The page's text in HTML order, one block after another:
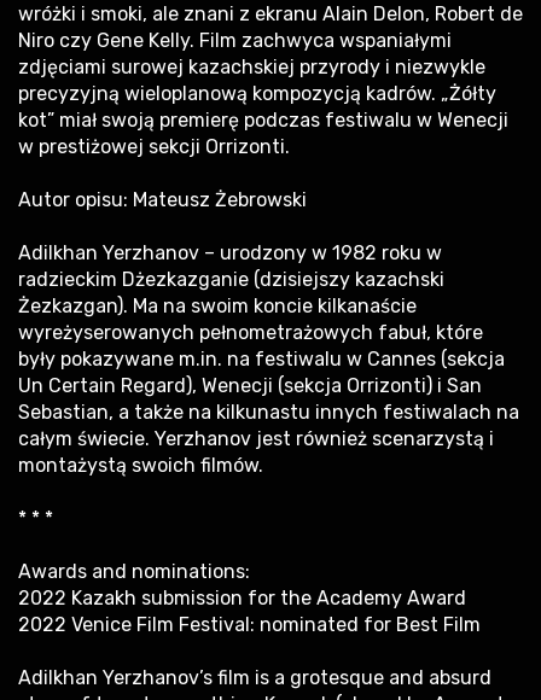
wróżki i smoki, ale znani z ekranu Alain Delon, Robert de
Niro czy Gene Kelly. Film zachwyca wspaniałymi
zdjęciami surowej kazachskiej przyrody i niezwykle
precyzyjną wieloplanową kompozycją kadrów. „Żółty
kot” miał swoją premierę podczas festiwalu w Wenecji
w prestiżowej sekcji Orrizonti.
Autor opisu: Mateusz Żebrowski
Adilkhan Yerzhanov – urodzony w 1982 roku w
radzieckim Dżezkazganie (dzisiejszy kazachski
Żezkazgan). Ma na swoim koncie kilkanaście
wyreżyserowanych pełnometrażowych fabuł, które
były pokazywane m.in. na festiwalu w Cannes (sekcja
Un Certain Regard), Wenecji (sekcja Orrizonti) i San
Sebastian, a także na kilkunastu innych festiwalach na
całym świecie. Yerzhanov jest również scenarzystą i
montażystą swoich filmów.
* * *
Awards and nominations:
2022 Kazakh submission for the Academy Award
2022 Venice Film Festival: nominated for Best Film
Adilkhan Yerzhanov’s film is a grotesque and absurd